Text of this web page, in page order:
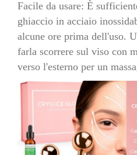
Facile da usare: È
ghiaccio in acciaio
alcune ore prima dell'uso.
farla scorrere sul viso con
verso l'esterno per un